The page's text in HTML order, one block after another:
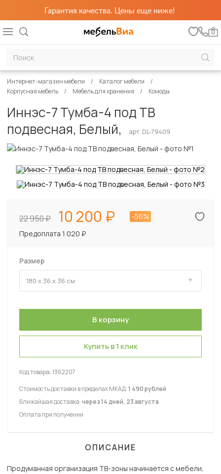
Гарантия качества. Цены еще ниже!
0
Интернет-магазин мебели
Каталог мебели
Корпусная мебель
Мебель для хранения Комоды
Иннэс-7 Тумба-4 под ТВ
подвесная, Белый,
арт. DL-79409
22 950 10 200
-56%
Предоплата 1 020 ₽
Размер
Купить в 1 клик
Код товара:1362207
Стоимость доставки в пределах МКАД:1 490 рублей
Ближайшая доставка:через 14 дней, 23 августа
Оплата при получении
ОПИСАНИЕ
Продуманная организация ТВ-зоны начинается с мебели,